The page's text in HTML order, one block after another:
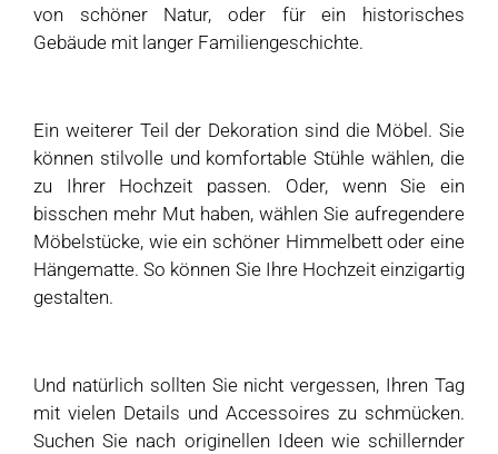
von schöner Natur, oder für ein historisches
Gebäude mit langer Familiengeschichte.
Ein weiterer Teil der Dekoration sind die Möbel. Sie
können stilvolle und komfortable Stühle wählen, die
zu Ihrer Hochzeit passen. Oder, wenn Sie ein
bisschen mehr Mut haben, wählen Sie aufregendere
Möbelstücke, wie ein schöner Himmelbett oder eine
Hängematte. So können Sie Ihre Hochzeit einzigartig
gestalten.
Und natürlich sollten Sie nicht vergessen, Ihren Tag
mit vielen Details und Accessoires zu schmücken.
Suchen Sie nach originellen Ideen wie schillernder